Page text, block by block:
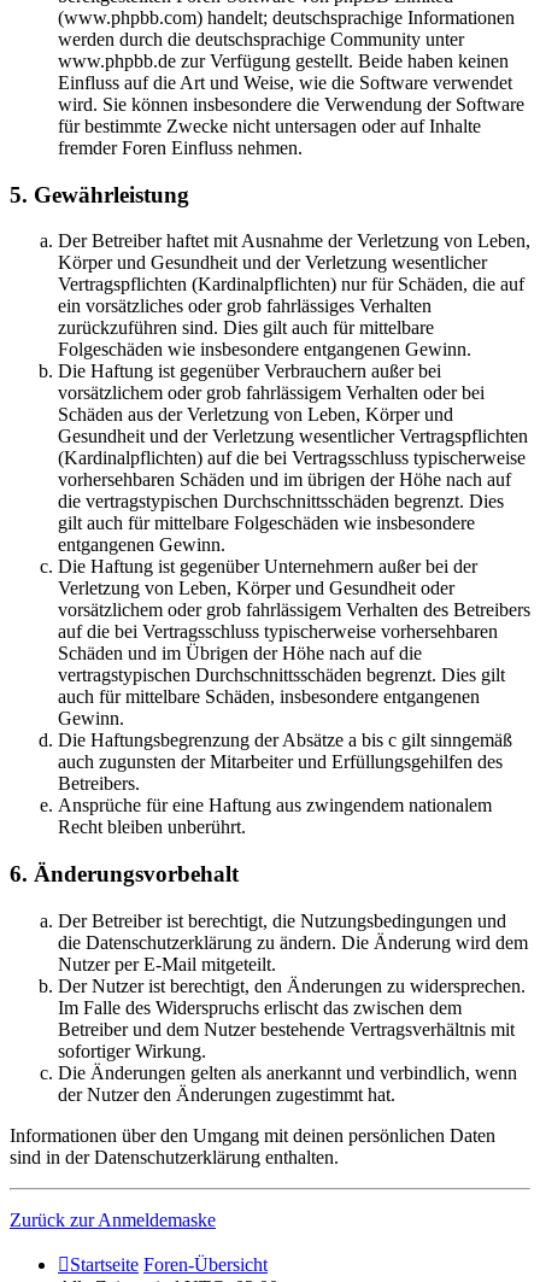
(www.phpbb.com) handelt; deutschsprachige Informationen
werden durch die deutschsprachige Community unter
www.phpbb.de zur Verfügung gestellt. Beide haben keinen
Einfluss auf die Art und Weise, wie die Software verwendet
wird. Sie können insbesondere die Verwendung der Software
für bestimmte Zwecke nicht untersagen oder auf Inhalte
fremder Foren Einfluss nehmen.
5. Gewährleistung
Der Betreiber haftet mit Ausnahme der Verletzung von Leben,
Körper und Gesundheit und der Verletzung wesentlicher
Vertragspflichten (Kardinalpflichten) nur für Schäden, die auf
ein vorsätzliches oder grob fahrlässiges Verhalten
zurückzuführen sind. Dies gilt auch für mittelbare
Folgeschäden wie insbesondere entgangenen Gewinn.
Die Haftung ist gegenüber Verbrauchern außer bei
vorsätzlichem oder grob fahrlässigem Verhalten oder bei
Schäden aus der Verletzung von Leben, Körper und
Gesundheit und der Verletzung wesentlicher Vertragspflichten
(Kardinalpflichten) auf die bei Vertragsschluss typischerweise
vorhersehbaren Schäden und im übrigen der Höhe nach auf
die vertragstypischen Durchschnittsschäden begrenzt. Dies
gilt auch für mittelbare Folgeschäden wie insbesondere
entgangenen Gewinn.
Die Haftung ist gegenüber Unternehmern außer bei der
Verletzung von Leben, Körper und Gesundheit oder
vorsätzlichem oder grob fahrlässigem Verhalten des Betreibers
auf die bei Vertragsschluss typischerweise vorhersehbaren
Schäden und im Übrigen der Höhe nach auf die
vertragstypischen Durchschnittsschäden begrenzt. Dies gilt
auch für mittelbare Schäden, insbesondere entgangenen
Gewinn.
Die Haftungsbegrenzung der Absätze a bis c gilt sinngemäß
auch zugunsten der Mitarbeiter und Erfüllungsgehilfen des
Betreibers.
Ansprüche für eine Haftung aus zwingendem nationalem
Recht bleiben unberührt.
6. Änderungsvorbehalt
Der Betreiber ist berechtigt, die Nutzungsbedingungen und
die Datenschutzerklärung zu ändern. Die Änderung wird dem
Nutzer per E-Mail mitgeteilt.
Der Nutzer ist berechtigt, den Änderungen zu widersprechen.
Im Falle des Widerspruchs erlischt das zwischen dem
Betreiber und dem Nutzer bestehende Vertragsverhältnis mit
sofortiger Wirkung.
Die Änderungen gelten als anerkannt und verbindlich, wenn
der Nutzer den Änderungen zugestimmt hat.
Informationen über den Umgang mit deinen persönlichen Daten
sind in der Datenschutzerklärung enthalten.
Zurück zur Anmeldemaske
Startseite Foren-Übersicht